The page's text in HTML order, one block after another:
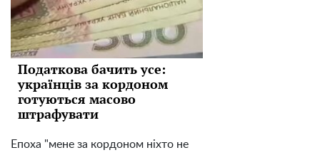
Податкова бачить усе:
українців за кордоном
готуються масово
штрафувати
Епоха "мене за кордоном ніхто не